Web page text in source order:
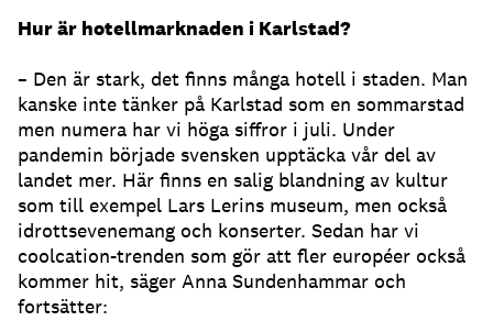
Hur är hotellmarknaden i Karlstad?
– Den är stark, det finns många hotell i staden. Man
kanske inte tänker på Karlstad som en sommarstad
men numera har vi höga siffror i juli. Under
pandemin började svensken upptäcka vår del av
landet mer. Här finns en salig blandning av kultur
som till exempel Lars Lerins museum, men också
idrottsevenemang och konserter. Sedan har vi
coolcation-trenden som gör att fler européer också
kommer hit, säger Anna Sundenhammar och
fortsätter: